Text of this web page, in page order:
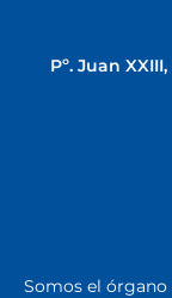
Pº. Juan
Somos el órgano